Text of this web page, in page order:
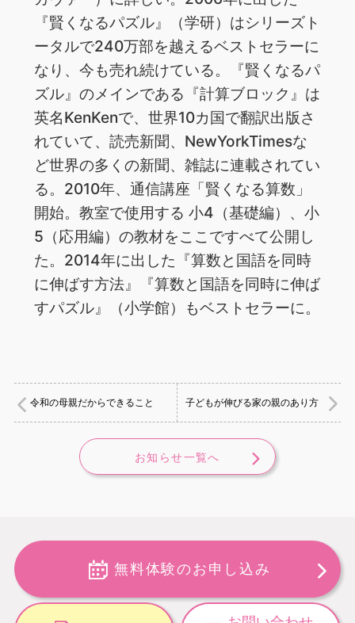
『賢くなるパズル』（学研）はシリーズト
ータルで240万部を越えるベストセラーに
なり、今も売れ続けている。『賢くなるパ
ズル』のメインである『計算ブロック』は
英名KenKenで、世界10カ国で翻訳出版さ
れていて、読売新聞、NewYorkTimesな
ど世界の多くの新聞、雑誌に連載されてい
る。2010年、通信講座「賢くなる算数」
開始。教室で使用する 小4（基礎編）、小
5（応用編）の教材をここですべて公開し
た。2014年に出した『算数と国語を同時
に伸ばす方法』『算数と国語を同時に伸ば
すパズル』（小学館）もベストセラーに。
令和の母親だからできること 子どもが伸びる家の親のあり方
お知らせ一覧へ
無料体験のお申し込み